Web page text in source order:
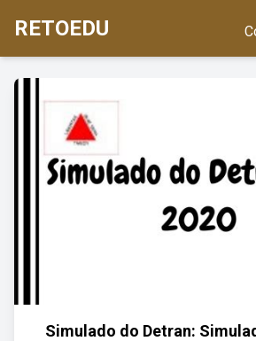
RETOEDU
Simulado do Detran: